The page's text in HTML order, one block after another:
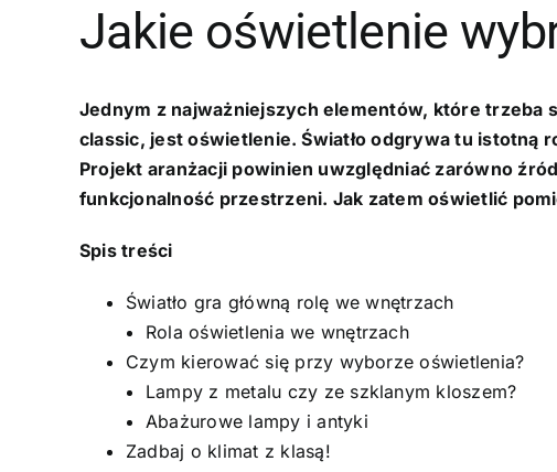
Jakie oświetlenie
Jednym z najważniejszych elementów, które trzeba
classic, jest oświetlenie. Światło odgrywa tu istotną
Projekt aranżacji powinien uwzględniać zarówno
funkcjonalność przestrzeni. Jak zatem oświetlić
Spis treści
Światło gra główną rolę we wnętrzach
Rola oświetlenia we wnętrzach
Czym kierować się przy wyborze oświetlenia?
Lampy z metalu czy ze szklanym kloszem?
Abażurowe lampy i antyki
Zadbaj o klimat z klasą!